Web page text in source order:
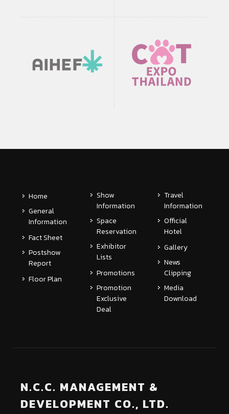
Home
General
Information
Fact Sheet
Postshow
Report
Floor Plan
Show
Information
Space
Reservation
Exhibitor
Lists
Promotions
Promotion
Exclusive
Deal
Travel
Information
Official
Hotel
Gallery
News
Clipping
Media
Download
N.C.C. MANAGEMENT &
DEVELOPMENT CO., LTD.